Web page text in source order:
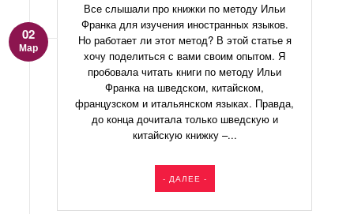
02
Мар
Все слышали про книжки по методу Ильи
Франка для изучения иностранных языков.
Но работает ли этот метод? В этой статье я
хочу поделиться с вами своим опытом. Я
пробовала читать книги по методу Ильи
Франка на шведском, китайском,
французском и итальянском языках. Правда,
до конца дочитала только шведскую и
китайскую книжку –...
- ДАЛЕЕ -